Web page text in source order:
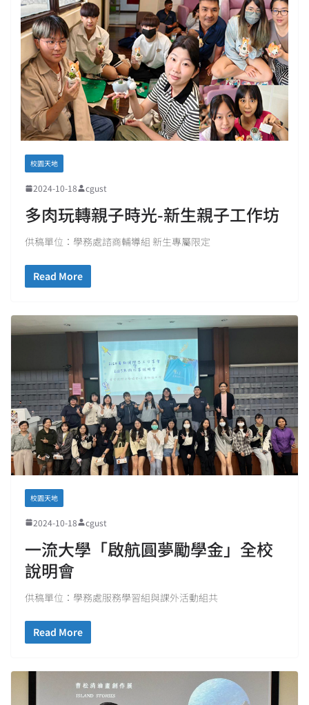
校園天地
2024-10-18 cgust
多肉玩轉親子時光-新生親子工作坊
供稿單位：學務處諮商輔導組 新生專屬限定
Read More
校園天地
2024-10-18 cgust
一流大學「啟航圓夢勵學金」全校
說明會
供稿單位：學務處服務學習組與課外活動組共
Read More